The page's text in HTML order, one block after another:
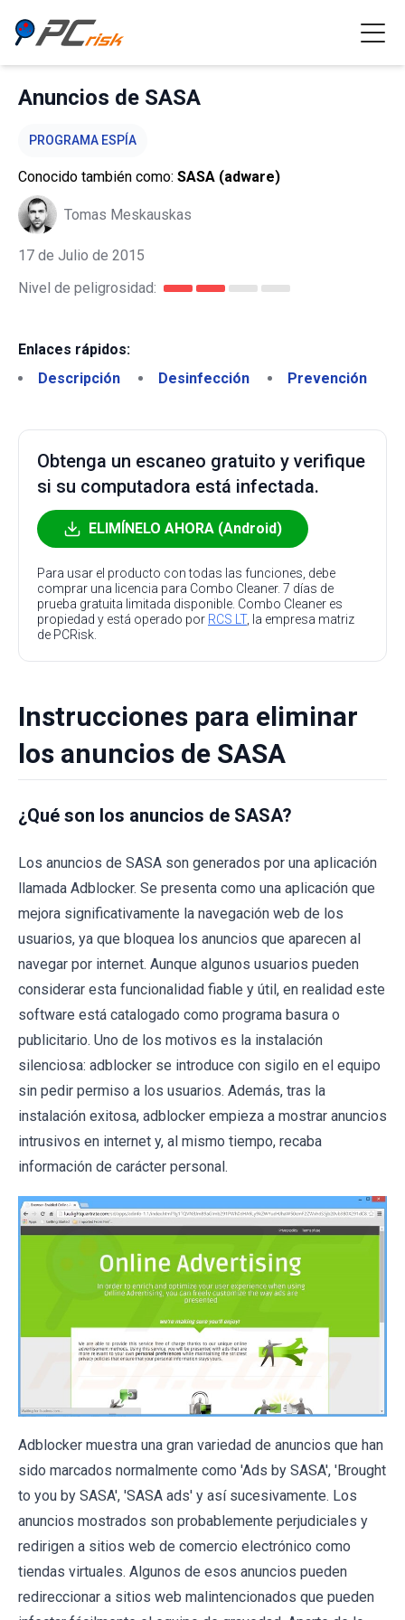
Anuncios de SASA
PROGRAMA ESPÍA
Conocido también como: SASA (adware)
Tomas Meskauskas
17 de Julio de 2015
Nivel de peligrosidad:
Enlaces rápidos:
Descripción
Desinfección Prevención
Obtenga un escaneo gratuito y verifique
si su computadora está infectada.
ELIMÍNELO AHORA (Android)
Para usar el producto con todas las funciones, debe
comprar una licencia para Combo Cleaner. 7 días de
prueba gratuita limitada disponible. Combo Cleaner es
propiedad y está operado por RCS LT, la empresa matriz
de PCRisk.
Instrucciones para eliminar
los anuncios de SASA
¿Qué son los anuncios de SASA?
Los anuncios de SASA son generados por una aplicación
llamada Adblocker. Se presenta como una aplicación que
mejora significativamente la navegación web de los
usuarios, ya que bloquea los anuncios que aparecen al
navegar por internet. Aunque algunos usuarios pueden
considerar esta funcionalidad fiable y útil, en realidad este
software está catalogado como programa basura o
publicitario. Uno de los motivos es la instalación
silenciosa: adblocker se introduce con sigilo en el equipo
sin pedir permiso a los usuarios. Además, tras la
instalación exitosa, adblocker empieza a mostrar anuncios
intrusivos en internet y, al mismo tiempo, recaba
información de carácter personal.
Adblocker muestra una gran variedad de anuncios que han
sido marcados normalmente como 'Ads by SASA', 'Brought
to you by SASA', 'SASA ads' y así sucesivamente. Los
anuncios mostrados son probablemente perjudiciales y
redirigen a sitios web de comercio electrónico como
tiendas virtuales. Algunos de esos anuncios pueden
redireccionar a sitios web malintencionados que pueden